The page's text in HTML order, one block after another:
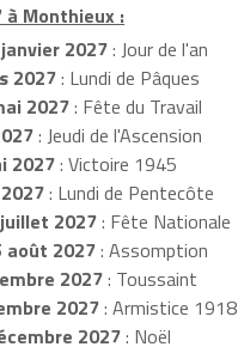
à Monthieux :
2027: Jour de l'an
2027: Lundi de Pâques
2027: Fête du Travail
: Jeudi de l'Ascension
2027: Victoire 1945
: Lundi de Pentecôte
2027: Fête Nationale
août 2027: Assomption
2027: Toussaint
2027: Armistice 1918
2027: Noël